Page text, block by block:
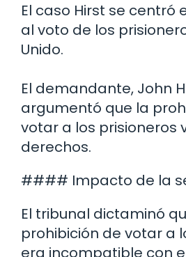
El caso Hirst se centró
al voto de los
Unido.
El demandante, John
argumentó que la
votar a los prisioneros
derechos.
#### Impacto de la
El tribunal dictaminó
prohibición de votar a
era incompatible con